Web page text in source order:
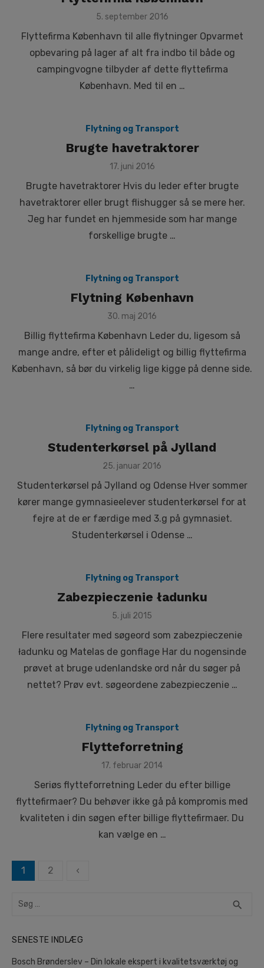
Posted
5. september 2016
Flyttefirma København til alle flytninger Opvarmet
opbevaring på lager af alt fra indbo til både og
campingvogne tilbyder af dette flyttefirma
København. Med til en …
Flytning og Transport
Brugte havetraktorer
Posted
17. juni 2016
Brugte havetraktorer Hvis du leder efter brugte
havetraktorer eller brugt flishugger så se mere her.
Jeg har fundet en hjemmeside som har mange
forskellige brugte …
Flytning og Transport
Flytning København
Posted
30. maj 2016
Billig flyttefirma København Leder du, ligesom så
mange andre, efter et pålideligt og billig flyttefirma
København, så bør du virkelig lige kigge på denne side.
…
Flytning og Transport
Studenterkørsel på Jylland
Posted
25. januar 2016
Studenterkørsel på Jylland og Odense Hver sommer
kører mange gymnasieelever studenterkørsel for at
fejre at de er færdige med 3.g på gymnasiet.
Studenterkørsel i Odense …
Flytning og Transport
Zabezpieczenie ładunku
Posted
5. juli 2015
Flere resultater med søgeord som zabezpieczenie
ładunku og Matelas de gonflage Har du nogensinde
prøvet at bruge udenlandske ord når du søger på
nettet? Prøv evt. søgeordene zabezpieczenie …
Flytning og Transport
Flytteforretning
Posted
17. februar 2014
Seriøs flytteforretning Leder du efter billige
flyttefirmaer? Du behøver ikke gå på kompromis med
kvaliteten i din søgen efter billige flyttefirmaer. Du
kan vælge en …
Navigation
indlæg
1 2 ‹
Search
search
SENESTE INDLÆG
Bosch Brønderslev – Din lokale ekspert i kvalitetsværktøj og